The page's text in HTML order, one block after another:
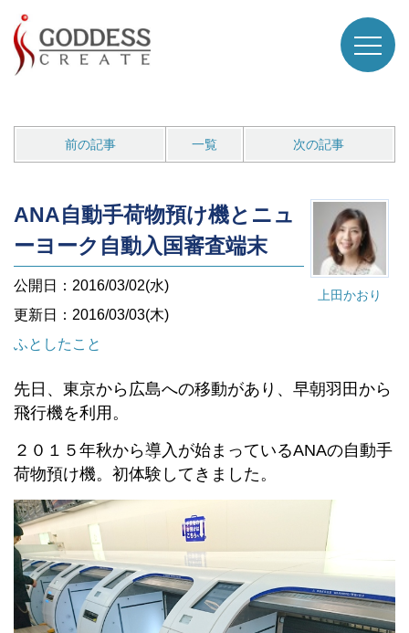
前の記事 一覧 次の記事
上田かおり
ANA自動手荷物預け機とニュ
ーヨーク自動入国審査端末
公開日：2016/03/02(水)
更新日：2016/03/03(木)
ふとしたこと
先日、東京から広島への移動があり、早朝羽田から
飛行機を利用。
２０１５年秋から導入が始まっているANAの自動手
荷物預け機。初体験してきました。